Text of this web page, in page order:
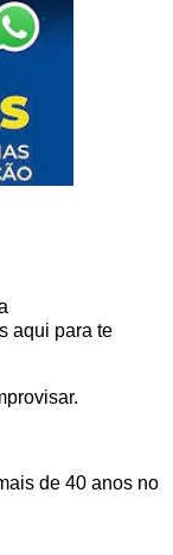
aqui para te
de 40 anos no